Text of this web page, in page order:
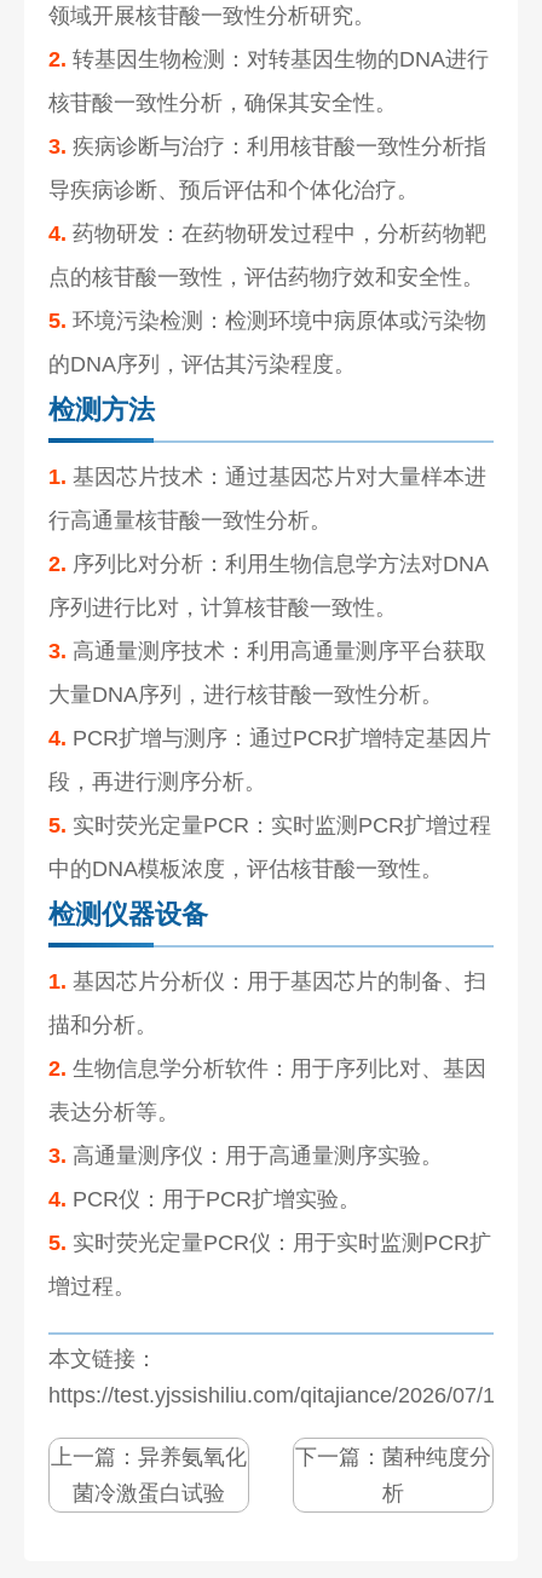
领域开展核苷酸一致性分析研究。
2. 转基因生物检测：对转基因生物的DNA进行
核苷酸一致性分析，确保其安全性。
3. 疾病诊断与治疗：利用核苷酸一致性分析指
导疾病诊断、预后评估和个体化治疗。
4. 药物研发：在药物研发过程中，分析药物靶
点的核苷酸一致性，评估药物疗效和安全性。
5. 环境污染检测：检测环境中病原体或污染物
的DNA序列，评估其污染程度。
检测方法
1. 基因芯片技术：通过基因芯片对大量样本进
行高通量核苷酸一致性分析。
2. 序列比对分析：利用生物信息学方法对DNA
序列进行比对，计算核苷酸一致性。
3. 高通量测序技术：利用高通量测序平台获取
大量DNA序列，进行核苷酸一致性分析。
4. PCR扩增与测序：通过PCR扩增特定基因片
段，再进行测序分析。
5. 实时荧光定量PCR：实时监测PCR扩增过程
中的DNA模板浓度，评估核苷酸一致性。
检测仪器设备
1. 基因芯片分析仪：用于基因芯片的制备、扫
描和分析。
2. 生物信息学分析软件：用于序列比对、基因
表达分析等。
3. 高通量测序仪：用于高通量测序实验。
4. PCR仪：用于PCR扩增实验。
5. 实时荧光定量PCR仪：用于实时监测PCR扩
增过程。
本文链接：
https://test.yjssishiliu.com/qitajiance/2026/07/
上一篇： 异养氨氧化
菌冷激蛋白试验
下一篇：菌种纯度分
析